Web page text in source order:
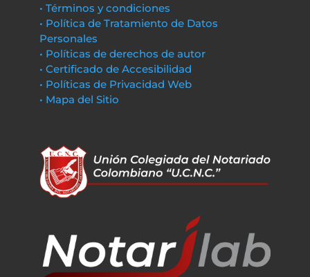
• Términos y condiciones
• Política de Tratamiento de Datos
Personales
• Políticas de derechos de autor
• Certificado de Accesibilidad
• Políticas de Privacidad Web
• Mapa del Sitio